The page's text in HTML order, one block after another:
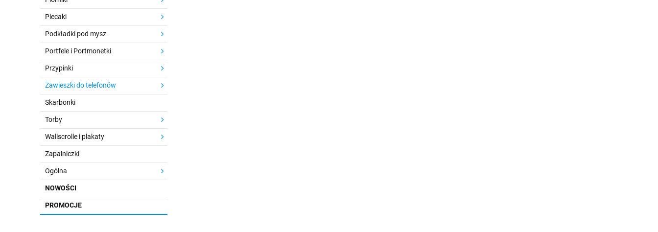
Plecaki
Podkładki pod mysz
Portfele i Portmonetki
Przypinki
Zawieszki do telefonów
Skarbonki
Torby
Wallscrolle i plakaty
Zapalniczki
Ogólna
NOWOŚCI
PROMOCJE